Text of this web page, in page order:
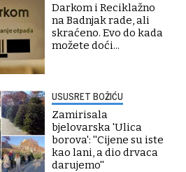
Darkom i Reciklažno
na Badnjak rade, ali
skraćeno. Evo do kada
možete doći...
USUSRET BOŽIĆU
Zamirisala
bjelovarska 'Ulica
borova': ''Cijene su iste
kao lani, a dio drvaca
darujemo''